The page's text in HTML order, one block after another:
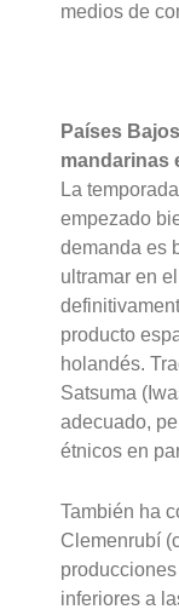
medios de
Países
mandarinas
La
empezado
demanda es
ultramar en
producto
holandés.
Satsuma
adecuado,
étnicos en
También ha
Clemenrubí
inferiores a